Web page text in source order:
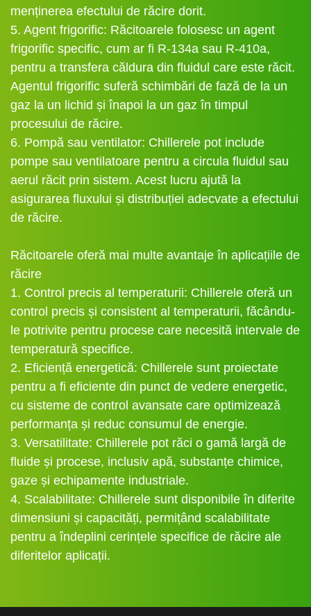
menținerea efectului de răcire dorit.
5. Agent frigorific: Răcitoarele folosesc un agent
frigorific specific, cum ar fi R-134a sau R-410a,
pentru a transfera căldura din fluidul care este răcit.
Agentul frigorific suferă schimbări de fază de la un
gaz la un lichid și înapoi la un gaz în timpul
procesului de răcire.
6. Pompă sau ventilator: Chillerele pot include
pompe sau ventilatoare pentru a circula fluidul sau
aerul răcit prin sistem. Acest lucru ajută la
asigurarea fluxului și distribuției adecvate a efectului
de răcire.
Răcitoarele oferă mai multe avantaje în aplicațiile de
răcire
1. Control precis al temperaturii: Chillerele oferă un
control precis și consistent al temperaturii, făcându-
le potrivite pentru procese care necesită intervale de
temperatură specifice.
2. Eficiență energetică: Chillerele sunt proiectate
pentru a fi eficiente din punct de vedere energetic,
cu sisteme de control avansate care optimizează
performanța și reduc consumul de energie.
3. Versatilitate: Chillerele pot răci o gamă largă de
fluide și procese, inclusiv apă, substanțe chimice,
gaze și echipamente industriale.
4. Scalabilitate: Chillerele sunt disponibile în diferite
dimensiuni și capacități, permițând scalabilitate
pentru a îndeplini cerințele specifice de răcire ale
diferitelor aplicații.